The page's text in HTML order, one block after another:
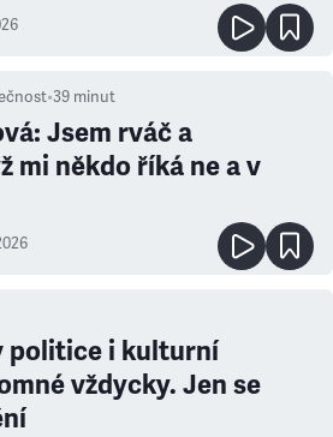
•39 minut
Jsem rváč a
mi někdo říká ne a v
politice i kulturní
vždycky. Jen se